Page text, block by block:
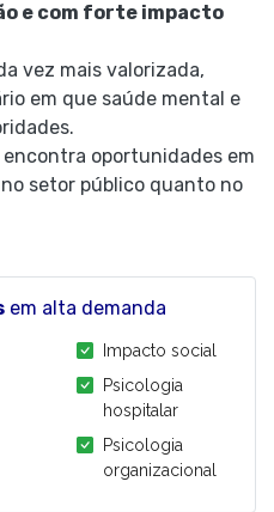
e com forte impacto
vez mais valorizada,
em que saúde mental e
encontra oportunidades em
setor público quanto no
em alta demanda
Impacto social
Psicologia
hospitalar
Psicologia
organizacional